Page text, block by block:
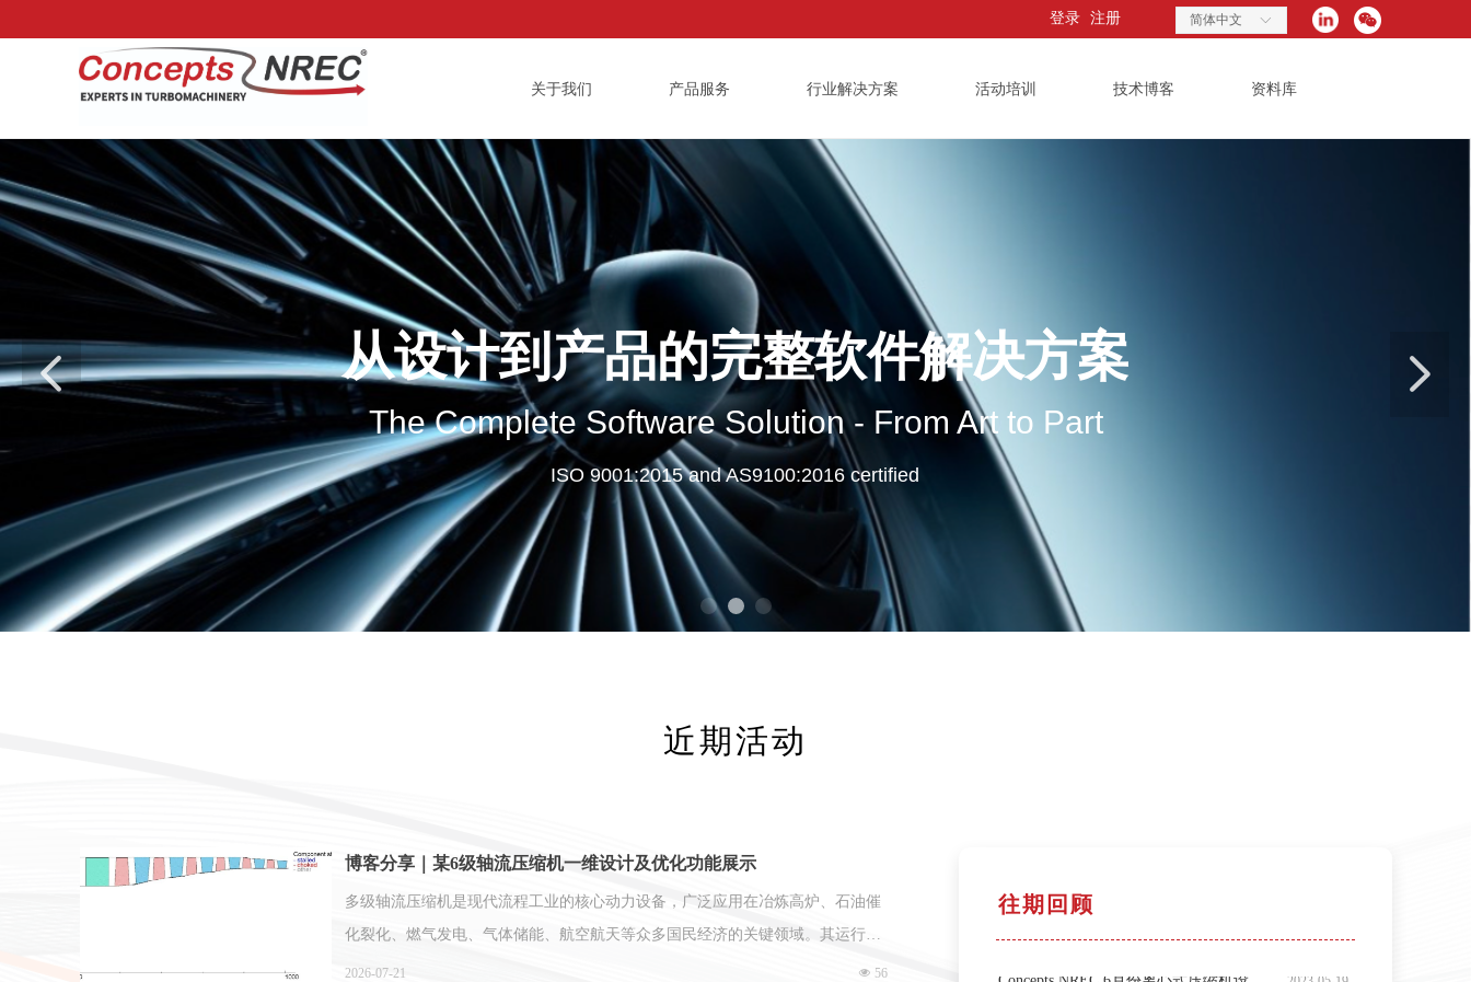
登录 注册 ꀅ
简体中文
关于我们 产品服务 行业解决方案 活动培训 技术博客 资料库
The Complete Software Solution - From Art to Part
从设计到产品的完整软件解决方案
ISO 9001:2015 and AS9100:2016 certified
넳 넲
近期活动
往期回顾
博客分享｜某6级轴流压缩机一维设计及优化功能展示
多级轴流压缩机是现代流程工业的核心动力设备，广泛应用在冶炼高炉、石油催
化裂化、燃气发电、气体储能、航空航天等众多国民经济的关键领域。其运行的
稳定、高效直接决定了企业产能和运营的安全性。
넶 56
2026-07-21